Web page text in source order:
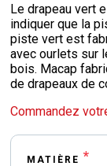
Le drapeau vert
indiquer que la
piste vert est
avec ourlets sur
bois. Macap
de drapeaux de
Commandez
MATIÈRE *